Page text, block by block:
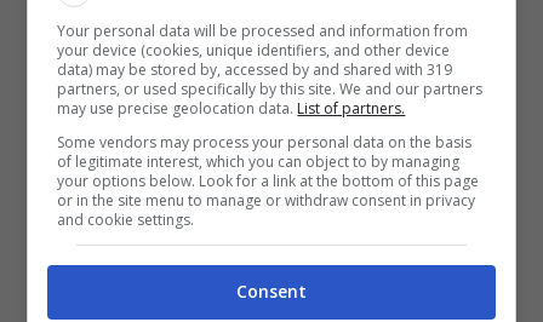
con Israele e il conflitto a Gaza sul versante
estero.
In realtà, e chi ha studiato comunicazione lo
sa, anche il non rispondere è una forma di
comunicazione, ma è molto più probabile
che la Premier abbia detto qualcosa in
privato all’ex compagno, nel caso. Il clamore
Your personal data will be processed and information from
your device (cookies, unique identifiers, and other device
data) may be stored by, accessed by and shared with 319
partners, or used specifically by this site. We and our partners
may use precise geolocation data. List of partners.
Some vendors may process your personal data on the basis
of legitimate interest, which you can object to by managing
your options below. Look for a link at the bottom of this page
or in the site menu to manage or withdraw consent in privacy
and cookie settings.
Consent